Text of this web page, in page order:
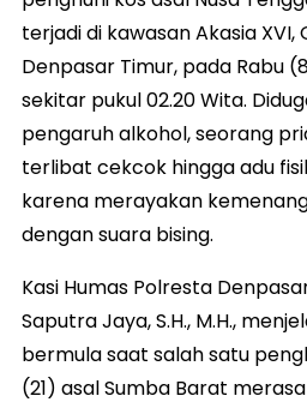
terjadi di kawasan Akasia XVI,
Denpasar Timur, pada Rabu
sekitar pukul 02.20 Wita.
pengaruh alkohol, seorang
terlibat cekcok hingga adu
karena merayakan
dengan suara bising.
Kasi Humas Polresta
Saputra Jaya, S.H., M.H.,
bermula saat salah satu
(21) asal Sumba Barat